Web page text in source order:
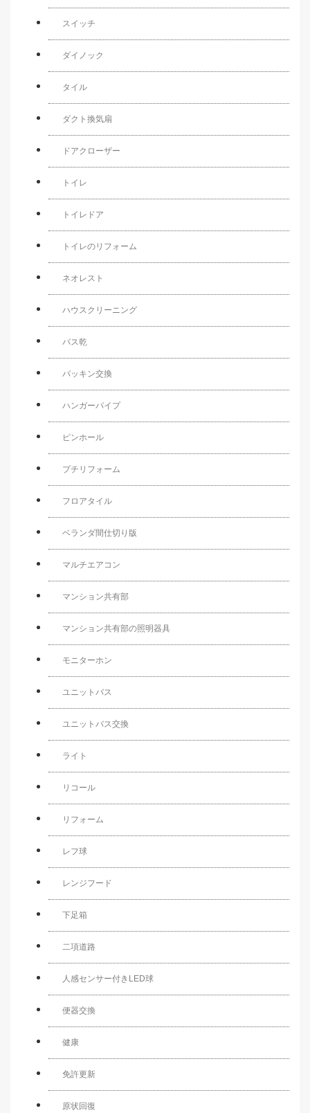
スイッチ
ダイノック
タイル
ダクト換気扇
ドアクローザー
トイレ
トイレドア
トイレのリフォーム
ネオレスト
ハウスクリーニング
バス乾
パッキン交換
ハンガーパイプ
ピンホール
プチリフォーム
フロアタイル
ベランダ間仕切り版
マルチエアコン
マンション共有部
マンション共有部の照明器具
モニターホン
ユニットバス
ユニットバス交換
ライト
リコール
リフォーム
レフ球
レンジフード
下足箱
二項道路
人感センサー付きLED球
便器交換
健康
免許更新
原状回復